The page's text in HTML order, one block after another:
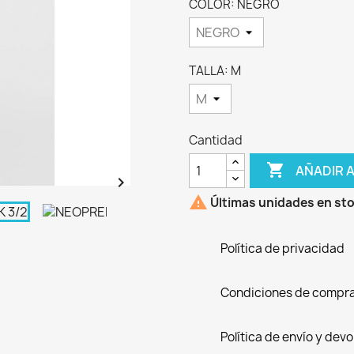

COLOR: NEGRO
TALLA: M
Cantidad
 AÑADIR
 Últimas unidades en
Política de privacidad
Condiciones de
Política de envío y